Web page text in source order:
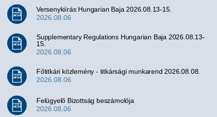
Versenykiírás Hungarian Baja 2026.08.13-15.
2026.08.06
Supplementary Regulations Hungarian Baja 2026.08.13-
15.
2026.08.06
Főtitkári közlemény - titkársági munkarend 2026.08.08.
2026.08.06
Felügyelő Bizottság beszámolója
2026.08.06